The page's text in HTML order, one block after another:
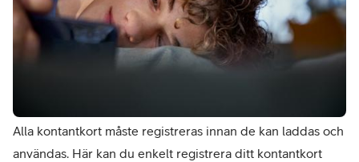
Alla kontantkort måste registreras innan de kan laddas och
användas. Här kan du enkelt registrera ditt kontantkort